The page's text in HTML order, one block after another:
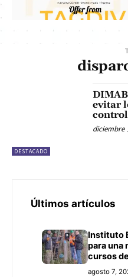
DESTACADO
evitar
diciembre
Últimos artículos
Instituto
para una
cursos
agosto 7,